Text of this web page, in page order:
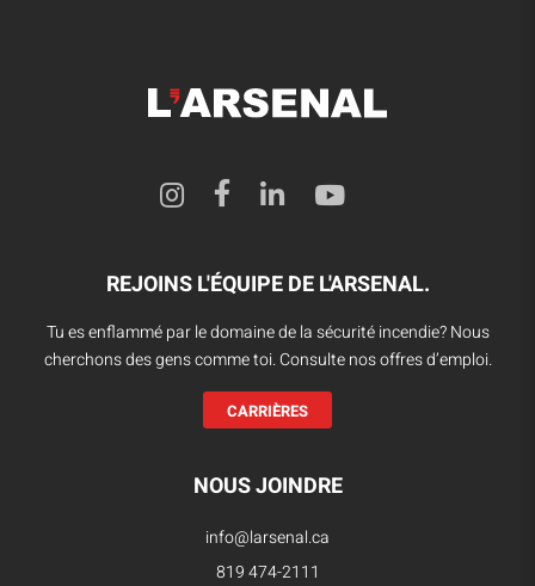
REJOINS L'ÉQUIPE DE L'ARSENAL.
Tu es enflammé par le domaine de la sécurité incendie? Nous
cherchons des gens comme toi. Consulte nos offres d’emploi.
CARRIÈRES
NOUS JOINDRE
info@larsenal.ca
819 474-2111